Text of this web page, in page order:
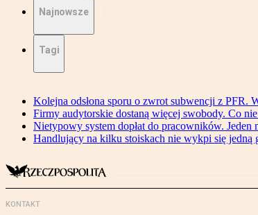
Najnowsze
Tagi
Kolejna odsłona sporu o zwrot subwencji z PFR.
Firmy audytorskie dostaną więcej swobody. Co
Nietypowy system dopłat do pracowników. Jeden
Handlujący na kilku stoiskach nie wykpi się jedną
KONTAKT